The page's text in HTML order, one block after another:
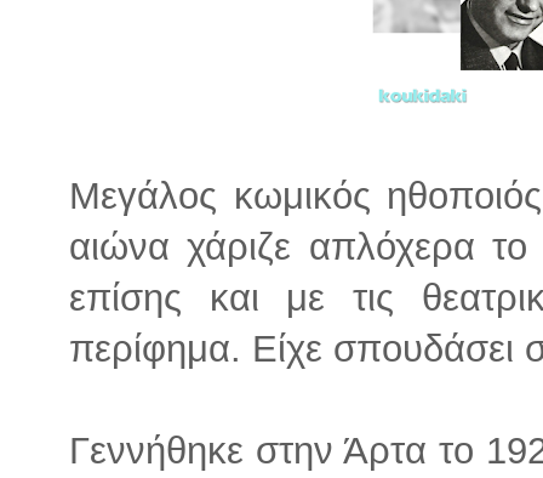
Μεγάλος κωμικός
αιώνα χάριζε απλόχερα το
επίσης και με τις
περίφημα. Είχε σπουδάσει
Γεννήθηκε στην Άρτα το